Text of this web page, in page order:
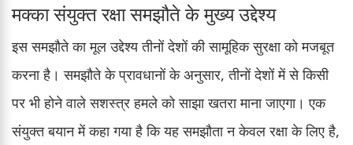
मक्का संयुक्त रक्षा समझौते के मुख्य उद्देश्य
इस समझौते का मूल उद्देश्य तीनों देशों की सामूहिक सुरक्षा को मजबूत
करना है। समझौते के प्रावधानों के अनुसार, तीनों देशों में से किसी
पर भी होने वाले सशस्त्र हमले को साझा खतरा माना जाएगा। एक
संयुक्त बयान में कहा गया है कि यह समझौता न केवल रक्षा के लिए है,